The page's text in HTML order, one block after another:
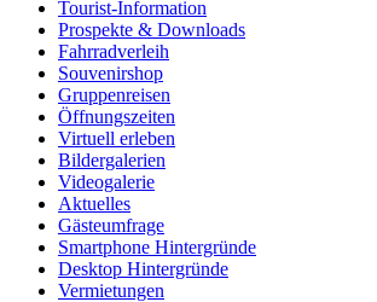
Tourist-Information
Prospekte & Downloads
Fahrradverleih
Souvenirshop
Gruppenreisen
Öffnungszeiten
Virtuell erleben
Bildergalerien
Videogalerie
Aktuelles
Gästeumfrage
Smartphone Hintergründe
Desktop Hintergründe
Vermietungen